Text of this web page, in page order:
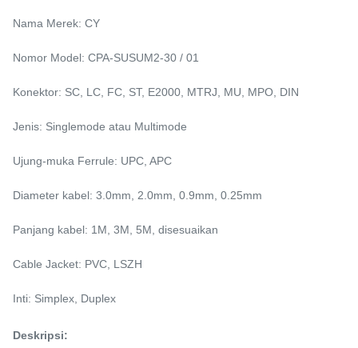
Nama Merek: CY
Nomor Model: CPA-SUSUM2-30 / 01
Konektor: SC, LC, FC, ST, E2000, MTRJ, MU, MPO, DIN
Jenis: Singlemode atau Multimode
Ujung-muka Ferrule: UPC, APC
Diameter kabel: 3.0mm, 2.0mm, 0.9mm, 0.25mm
Panjang kabel: 1M, 3M, 5M, disesuaikan
Cable Jacket: PVC, LSZH
Inti: Simplex, Duplex
Deskripsi: